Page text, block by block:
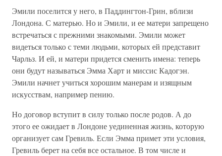
Эмили поселится у него, в Паддингтон-Грин, вблизи
Лондона. С матерью. Но и Эмили, и ее матери запрещено
встречаться с прежними знакомыми. Эмили может
видеться только с теми людьми, которых ей представит
Чарльз. И ей, и матери придется сменить имена: теперь
они будут называться Эмма Харт и миссис Кадогэн.
Эмили начнет учиться хорошим манерам и изящным
искусствам, например пению.
Но договор вступит в силу только после родов. А до
этого ее ожидает в Лондоне уединенная жизнь, которую
организует сам Гревиль. Если Эмма примет эти условия,
Гревиль берет на себя все остальное. В том числе и